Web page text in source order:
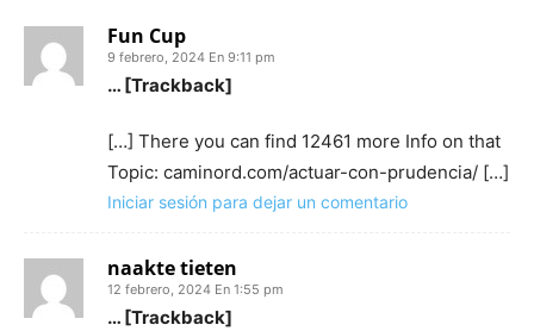
Fun Cup
9 febrero, 2024 En 9:11 pm
… [Trackback]
[…] There you can find 12461 more Info on that
Topic: caminord.com/actuar-con-prudencia/ […]
Iniciar sesión para dejar un comentario
naakte tieten
12 febrero, 2024 En 1:55 pm
… [Trackback]